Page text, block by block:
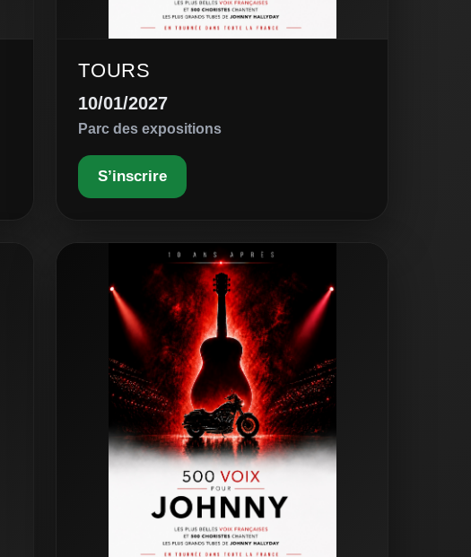
TOURS
10/01/2027
Parc des expositions
S’inscrire